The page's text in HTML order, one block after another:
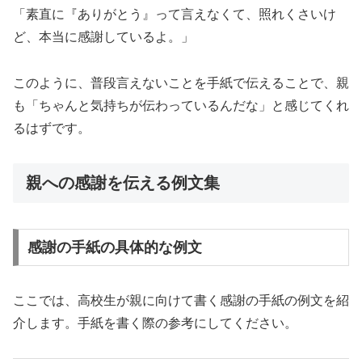
「素直に『ありがとう』って言えなくて、照れくさいけ
ど、本当に感謝しているよ。」
このように、普段言えないことを手紙で伝えることで、親
も「ちゃんと気持ちが伝わっているんだな」と感じてくれ
るはずです。
親への感謝を伝える例文集
感謝の手紙の具体的な例文
ここでは、高校生が親に向けて書く感謝の手紙の例文を紹
介します。手紙を書く際の参考にしてください。